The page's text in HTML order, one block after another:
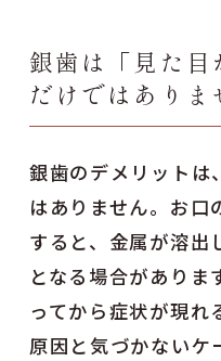
銀歯は「見た目
だけではありま
銀歯のデメリットは
はありません。お口
すると、金属が溶出
となる場合がありま
ってから症状が現れ
原因と気づかないケ